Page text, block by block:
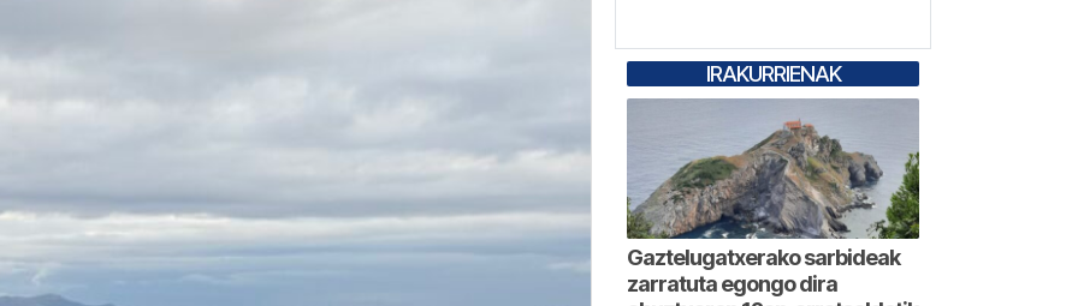
IRAKURRIENAK
Gaztelugatxerako sarbideak
zarratuta egongo dira